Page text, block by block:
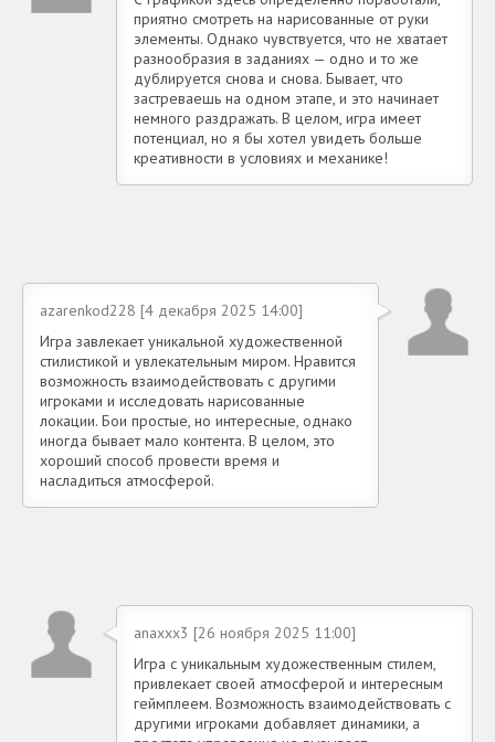
приятно смотреть на нарисованные от руки
элементы. Однако чувствуется, что не хватает
разнообразия в заданиях — одно и то же
дублируется снова и снова. Бывает, что
застреваешь на одном этапе, и это начинает
немного раздражать. В целом, игра имеет
потенциал, но я бы хотел увидеть больше
креативности в условиях и механике!
azarenkod228 [4 декабря 2025 14:00]
Игра завлекает уникальной художественной
стилистикой и увлекательным миром. Нравится
возможность взаимодействовать с другими
игроками и исследовать нарисованные
локации. Бои простые, но интересные, однако
иногда бывает мало контента. В целом, это
хороший способ провести время и
насладиться атмосферой.
anaxxx3 [26 ноября 2025 11:00]
Игра с уникальным художественным стилем,
привлекает своей атмосферой и интересным
геймплеем. Возможность взаимодействовать с
другими игроками добавляет динамики, а